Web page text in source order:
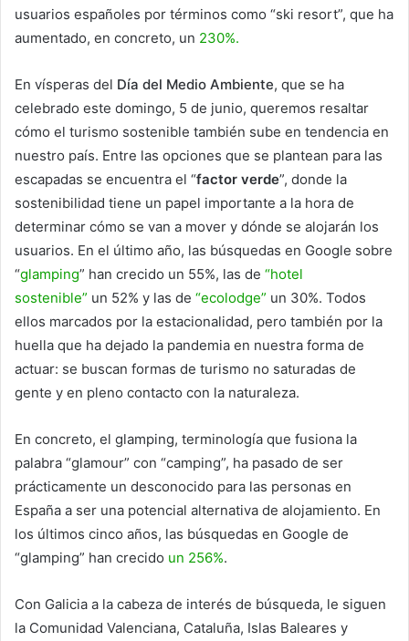
usuarios españoles por términos como “ski resort”, que ha
aumentado, en concreto, un 230%.
En vísperas del Día del Medio Ambiente, que se ha
celebrado este domingo, 5 de junio, queremos resaltar
cómo el turismo sostenible también sube en tendencia en
nuestro país. Entre las opciones que se plantean para las
escapadas se encuentra el “factor verde”, donde la
sostenibilidad tiene un papel importante a la hora de
determinar cómo se van a mover y dónde se alojarán los
usuarios. En el último año, las búsquedas en Google sobre
“glamping” han crecido un 55%, las de “hotel
sostenible” un 52% y las de “ecolodge” un 30%. Todos
ellos marcados por la estacionalidad, pero también por la
huella que ha dejado la pandemia en nuestra forma de
actuar: se buscan formas de turismo no saturadas de
gente y en pleno contacto con la naturaleza.
En concreto, el glamping, terminología que fusiona la
palabra “glamour” con “camping”, ha pasado de ser
prácticamente un desconocido para las personas en
España a ser una potencial alternativa de alojamiento. En
los últimos cinco años, las búsquedas en Google de
“glamping” han crecido un 256%.
Con Galicia a la cabeza de interés de búsqueda, le siguen
la Comunidad Valenciana, Cataluña, Islas Baleares y